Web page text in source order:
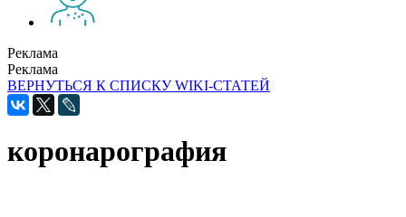
Реклама
Реклама
ВЕРНУТЬСЯ К СПИСКУ WIKI-СТАТЕЙ
коронарография